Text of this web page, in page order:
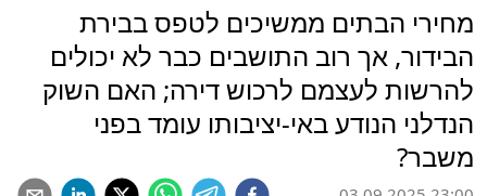
מחירי הבתים ממשיכים לטפס בבירת
הבידור, אך רוב התושבים כבר לא יכולים
להרשות לעצמם לרכוש דירה; האם השוק
הנדלני הנודע באי-יציבותו עומד בפני
משבר?